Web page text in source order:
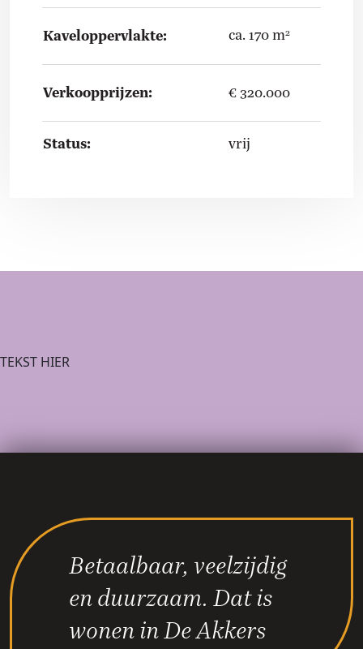
Kaveloppervlakte: ca. 170 m2
Verkoopprijzen: € 320.000
Status: vrij
TEKST HIER
Betaalbaar, veelzijdig
en duurzaam. Dat is
wonen in De Akkers